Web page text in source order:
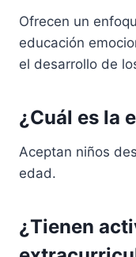
Ofrecen un
educación
el desarrollo de
¿Cuál es la
Aceptan niños
edad.
¿Tienen